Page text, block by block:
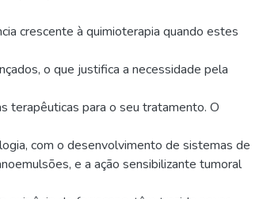
crescente à quimioterapia quando estes
o que justifica a necessidade pela
terapêuticas para o seu tratamento. O
com o desenvolvimento de sistemas de
e a ação sensibilizante tumoral